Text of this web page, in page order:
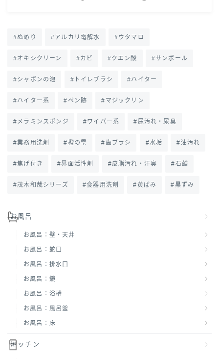
ぬめり アルカリ電解水 ウタマロ
オキシクリーン カビ クエン酸 サンポール
シャボンの泡 トイレブラシ ハイター
ハイター系 ペン跡 マジックリン
メラミンスポンジ ワイパー系 尿汚れ・尿臭
業務用洗剤 橙の雫 歯ブラシ 水垢 油汚れ
焦げ付き 界面活性剤 皮脂汚れ・汗臭 石鹸
茂木和哉シリーズ 食器用洗剤 黄ばみ 黒ずみ
お風呂
お風呂：壁・天井
お風呂：蛇口
お風呂：排水口
お風呂：鏡
お風呂：浴槽
お風呂：風呂釜
お風呂：床
キッチン